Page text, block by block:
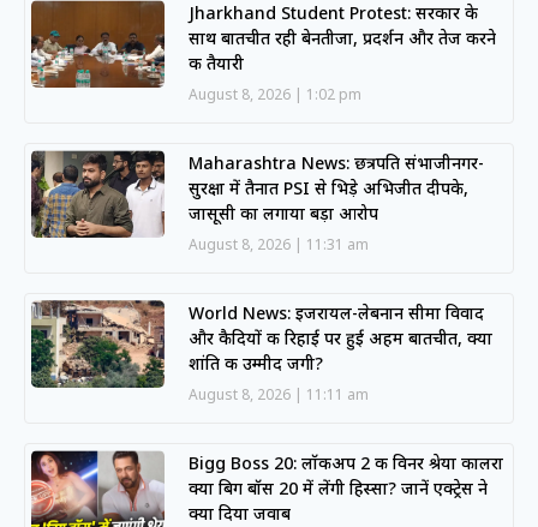
Jharkhand Student Protest: सरकार के
साथ बातचीत रही बेनतीजा, प्रदर्शन और तेज करने
की तैयारी
August 8, 2026 1:02 pm
Maharashtra News: छत्रपति संभाजीनगर-
सुरक्षा में तैनात PSI से भिड़े अभिजीत दीपके,
जासूसी का लगाया बड़ा आरोप
August 8, 2026 11:31 am
World News: इजरायल-लेबनान सीमा विवाद
और कैदियों की रिहाई पर हुई अहम बातचीत, क्या
शांति की उम्मीद जगी?
August 8, 2026 11:11 am
Bigg Boss 20: लॉकअप 2 की विनर श्रेया कालरा
क्या बिग बॉस 20 में लेंगी हिस्सा? जानें एक्ट्रेस ने
क्या दिया जवाब